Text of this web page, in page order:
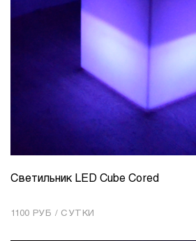
КОЛИЧЕСТВО 1
Светильник LED Cube Cored
1100 РУБ / СУТКИ